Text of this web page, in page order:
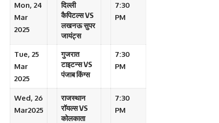
Mon, 24
Mar
2025
दिल्ली
कैपिटल्स VS
लखनऊ सुपर
जायंट्स
7:30
PM
Tue, 25
Mar
2025
गुजरात
टाइटन्स VS
पंजाब किंग्स
7:30
PM
Wed, 26
Mar2025
राजस्थान
रॉयल्स VS
कोलकाता
7:30
PM